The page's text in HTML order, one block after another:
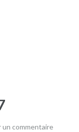
un commentaire